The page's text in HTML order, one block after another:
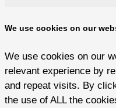
We use cookies on our
We use cookies on our
relevant experience by
and repeat visits. By
the use of ALL the